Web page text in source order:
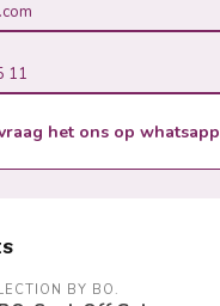
11
het ons op whatsapp
BY BO.